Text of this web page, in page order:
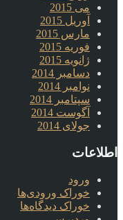
می 2015
آوریل 2015
مارس 2015
فوریه 2015
ژانویه 2015
دسامبر 2014
نوامبر 2014
سپتامبر 2014
آگوست 2014
جولای 2014
اطلاعات
ورود
خوراک ورودی‌ها
خوراک دیدگاه‌ها